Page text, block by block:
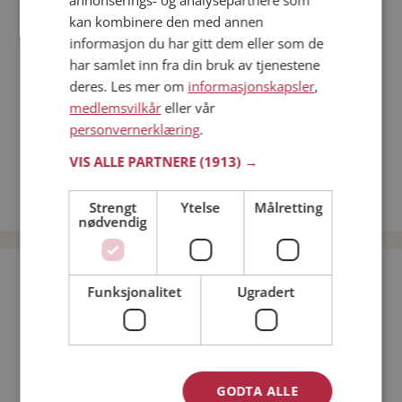
Dating på mobilen
Dating på Møteplassen
Kvinner fra Stor-Elvdal
Menn fra Stor-Elvdal
Date menn i Norge
Bli medlem gratis!
Kvinne
kan kombinere den med annen
informasjon du har gitt dem eller som de
har samlet inn fra din bruk av tjenestene
deres. Les mer om informasjonskapsler,
medlemsvilkåreller vår
personvernerklæring.
VIS ALLE PARTNERE(1913) →
Strengt
nødvendig
Ytelse Målretting
Funksjonalitet Ugradert
GODTA ALLE